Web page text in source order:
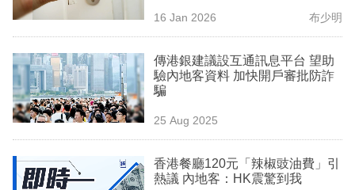
技
職
場
生
16 Jan 2026 布少明
傳港銀建議設互通訊息平台 望助
驗內地客資料 加快開戶審批防詐
騙
25 Aug 2025
香港餐廳120元「辣椒豉油費」引
熱議 內地客：HK震驚到我